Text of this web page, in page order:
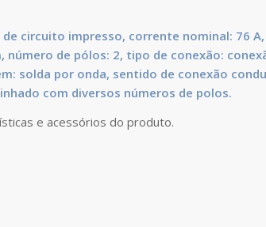
circuito impresso, corrente nominal: 76
número de pólos: 2, tipo de conexão:
solda por onda, sentido de conexão
com diversos números de polos.
e acessórios do produto.